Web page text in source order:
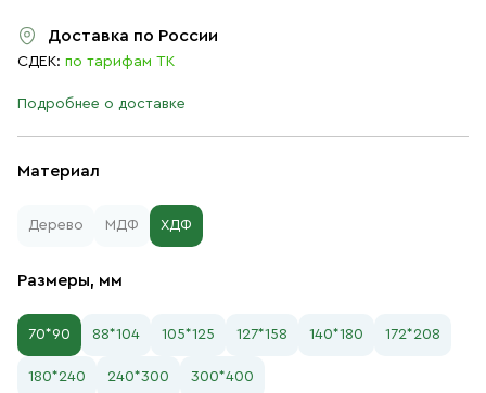
Материал
Дерево МДФ ХДФ
Размеры, мм
70*90 88*104 105*125 127*158 140*180 172*208
180*240 240*300 300*400
Доставка по России
СДЕК: по тарифам ТК
Подробнее о доставке